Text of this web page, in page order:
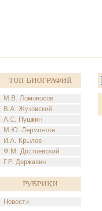
Топ Биографий
М.В. Ломоносов
В.А. Жуковский
А.С. Пушкин
М.Ю. Лермонтов
И.А. Крылов
Ф.М. Достоевский
Г.Р. Державин
Рубрики
Новости